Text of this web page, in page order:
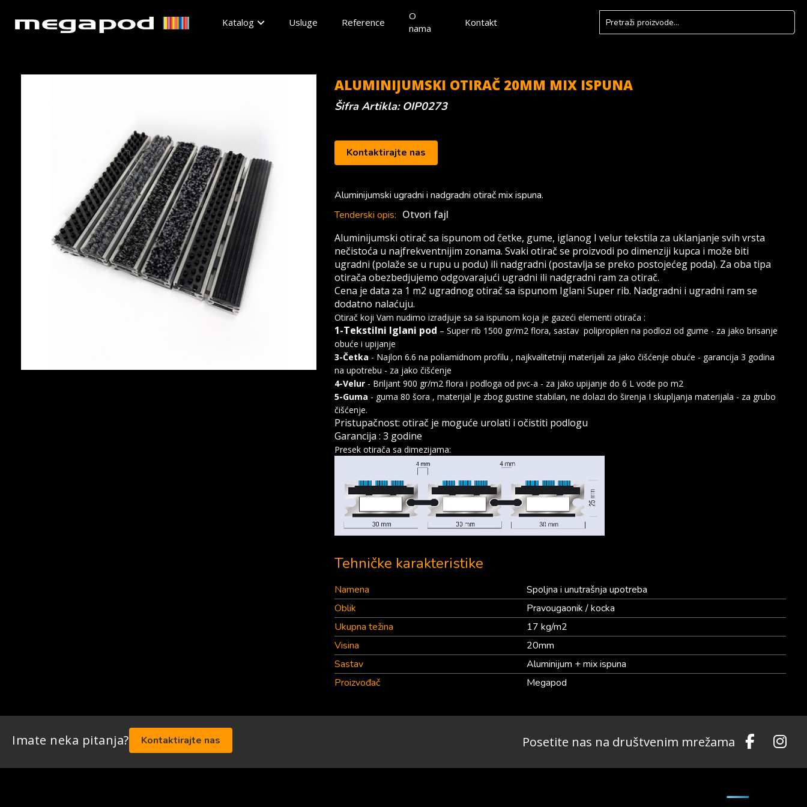
Katalog Usluge Reference
O
nama
Kontakt
ALUMINIJUMSKI OTIRAČ 20MM MIX ISPUNA
Šifra Artikla: OIP0273
Kontaktirajte nas
Aluminijumski ugradni i nadgradni otirač mix ispuna.
Tenderski opis: Otvori fajl
Aluminijumski otirač sa ispunom od četke, gume, iglanog I velur tekstila za uklanjanje svih vrsta
nečistoća u najfrekventnijim zonama. Svaki otirač se proizvodi po dimenziji kupca i može biti
ugradni (polaže se u rupu u podu) ili nadgradni (postavlja se preko postojećeg poda). Za oba tipa
otirača obezbedjujemo odgovarajući ugradni ili nadgradni ram za otirač.
Cena je data za 1 m2 ugradnog otirač sa ispunom Iglani Super rib. Nadgradni i ugradni ram se
dodatno nalaćuju.
Otirač koji Vam nudimo izradjuje sa sa ispunom koja je gazeći elementi otirača :
1-Tekstilni Iglani pod – Super rib 1500 gr/m2 flora, sastav polipropilen na podlozi od gume - za jako brisanje
obuće i upijanje
3-Četka - Najlon 6.6 na poliamidnom profilu , najkvalitetniji materijali za jako čišćenje obuće - garancija 3 godina
na upotrebu - za jako čišćenje
4-Velur- Briljant 900 gr/m2 flora i podloga od pvc-a - za jako upijanje do 6 L vode po m2
5-Guma - guma 80 šora , materijal je zbog gustine stabilan, ne dolazi do širenja I skupljanja materijala - za grubo
čišćenje.
Pristupačnost: otirač je moguće urolati i očistiti podlogu
Garancija : 3 godine
Presek otirača sa dimezijama:
Tehničke karakteristike
Namena
Spoljna i unutrašnja upotreba
Oblik
Pravougaonik / kocka
Ukupna težina
17 kg/m2
Visina
20mm
Sastav
Aluminijum + mix ispuna
Proizvođač
Megapod
Imate neka pitanja? Kontaktirajte nas Posetite nas na društvenim mrežama